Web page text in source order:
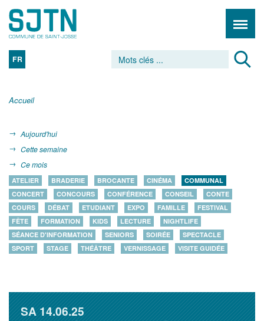
FR
Accueil
Aujourd'hui
Cette semaine
Ce mois
ATELIER BRADERIE BROCANTE CINÉMA
COMMUNAL
CONCERT
CONCOURS CONFÉRENCE CONSEIL
CONTE
COURS
DÉBAT ETUDIANT EXPO FAMILLE
FESTIVAL
FÊTE
FORMATION KIDS LECTURE
NIGHTLIFE
SÉANCE D'INFORMATION
SENIORS SOIRÉE
SPECTACLE
SPORT
STAGE THÉÂTRE VERNISSAGE VISITE GUIDÉE
SA14.06.25